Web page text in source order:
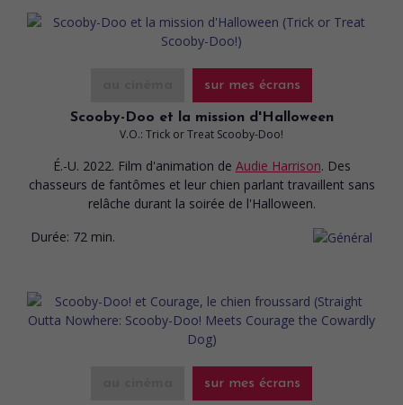
sur mes écrans
Scooby-Doo et la mission d'Halloween
V.O.: Trick or Treat Scooby-Doo!
É.-U. 2022. Film d'animation de Audie Harrison. Des
chasseurs de fantômes et leur chien parlant travaillent sans
relâche durant la soirée de l'Halloween.
Durée: 72 min.
sur mes écrans